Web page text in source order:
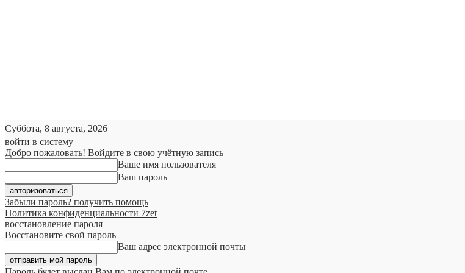
Суббота, 8 августа, 2026
войти в систему
Добро пожаловать! Войдите в свою учётную запись
Ваше имя пользователя
Ваш пароль
Забыли пароль? получить помощь
Политика конфиденциальности 7zet
восстановление пароля
Восстановите свой пароль
Ваш адрес электронной почты